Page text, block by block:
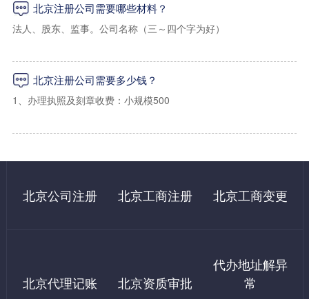
2、海淀区上地，学院路小规模写字楼地址：2500起/年
查）
北京注册公司需要哪些材料？
法人、股东、监事。公司名称（三～四个字为好）
经营范围（详细的经营范围）
注册资金出资比例
公司注册是开始创业的第一步。一般来说，公司注册的流程包括：
企业核名→提交材料→领取执照→刻章，就可以完成公司注册，进
北京注册公司需要多少钱？
1、办理执照及刻章收费：小规模500
2、办理税务报道收费：500（指导操作，自己办理国家不收费）
3、代办申请税控收费：500（指导操作，自己办理国家不收费）
4、购买税控成本费：480（国家收费）
北京公司注册 北京工商注册 北京工商变更
北京代理记账 北京资质审批
代办地址解异
常